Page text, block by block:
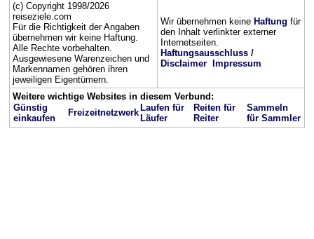
(c) Copyright 1998/2026
reiseziele.com
Für die Richtigkeit der Angaben
übernehmen wir keine Haftung.
Alle Rechte vorbehalten.
Ausgewiesene Warenzeichen und
Markennamen gehören ihren
jeweiligen Eigentümern.
Wir übernehmen keine Haftung für
den Inhalt verlinkter externer
Internetseiten.
Haftungsausschluss /
Disclaimer
Impressum
Weitere wichtige Websites in diesem Verbund:
Günstig
einkaufen
Freizeitnetzwerk Laufen für
Läufer
Reiten für
Reiter
Sammeln
für Sammler